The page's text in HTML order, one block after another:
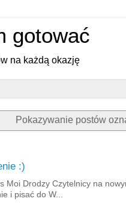
gotować
na każdą okazję
Pokazywanie postów
:)
Moi Drodzy Czytelnicy na
i pisać do W...